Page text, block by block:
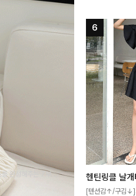
를 완성해주는 7부 블
스타일링을 연출하
즐기기 좋아요
[텐션감↑/구김↓]